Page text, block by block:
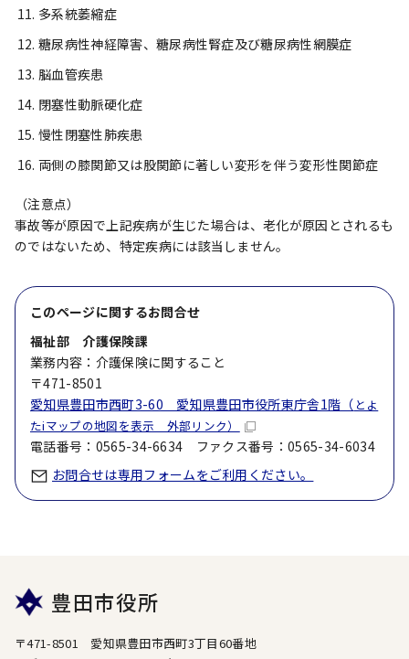
多系統萎縮症
糖尿病性神経障害、糖尿病性腎症及び糖尿病性網膜症
脳血管疾患
閉塞性動脈硬化症
慢性閉塞性肺疾患
両側の膝関節又は股関節に著しい変形を伴う変形性関節症
（注意点）
事故等が原因で上記疾病が生じた場合は、老化が原因とされるも
のではないため、特定疾病には該当しません。
このページに関するお問合せ
福祉部 介護保険課
業務内容：介護保険に関すること
〒471-8501
愛知県豊田市西町3-60 愛知県豊田市役所東庁舎1階（ とよ
たiマップの地図を表示 外部リンク）
電話番号：0565-34-6634 ファクス番号：0565-34-6034
お問合せは専用フォームをご利用ください。
豊田市役所
〒471-8501 愛知県豊田市西町3丁目60番地